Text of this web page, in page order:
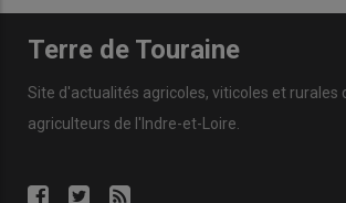
Terre de Touraine
Site d'actualités agricoles, viticoles et rurales
agriculteurs de l'Indre-et-Loire.